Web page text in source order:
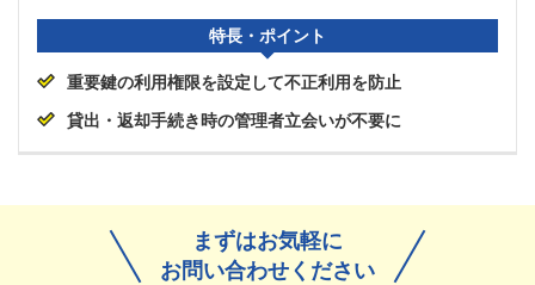
特長・ポイント
重要鍵の利用権限を設定して不正利用を防止
貸出・返却手続き時の管理者立会いが不要に
まずはお気軽に
お問い合わせください